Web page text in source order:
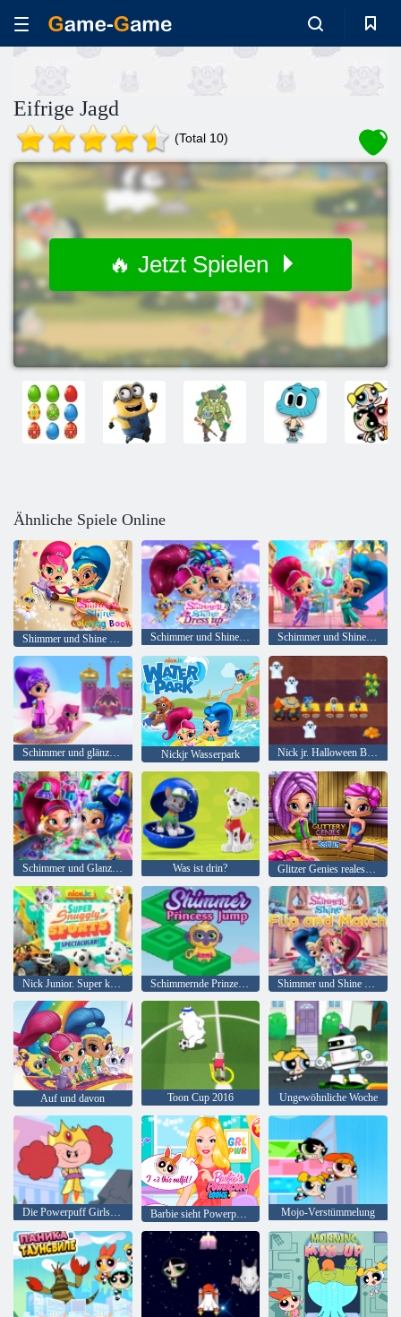
Eifrige Jagd
(Total 10)
🔥 Jetzt Spielen
Ähnliche Spiele Online
Shimmer und Shine Malbuch Schimmer und Shine Dress up Schimmer und Shine versteckte Sterne
Schimmer und glänzen genie-rific Kreationen Nickjr Wasserpark Nick jr. Halloween Bauernhoffest
Schimmer und Glanz Kleiderschrank Reinigung Was ist drin? Glitzer Genies reales Leben Sauna
Nick Junior. Super kuscheliges Sportspektakel Schimmernde Prinzessin Jump Shimmer und Shine Flip and Match
Auf und davon Toon Cup 2016 Ungewöhnliche Woche
Die Powerpuff Girls Mech Mayhem Barbie sieht Powerpuff aus Mojo-Verstümmelung